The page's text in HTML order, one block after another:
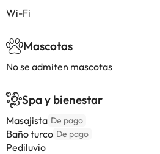
Wi-Fi
Mascotas
No se admiten mascotas
Spa y bienestar
Masajista De pago
Baño turco De pago
Pediluvio